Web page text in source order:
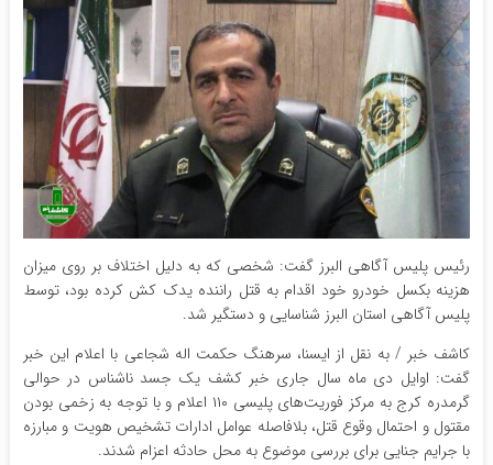
رئیس پلیس آگاهی البرز گفت: شخصی که به دلیل اختلاف بر روی میزان
هزینه بکسل خودرو خود اقدام به قتل راننده یدک کش کرده بود، توسط
پلیس آگاهی استان البرز شناسایی و دستگیر شد.
کاشف خبر / به نقل از ایسنا، سرهنگ حکمت اله شجاعی با اعلام این خبر
گفت: اوایل دی ماه سال جاری خبر کشف یک جسد ناشناس در حوالی
گرمدره کرج به مرکز فوریت‌های پلیسی ۱۱۰ اعلام و با توجه به زخمی بودن
مقتول و احتمال وقوع قتل، بلافاصله عوامل ادارات تشخیص هویت و مبارزه
با جرایم جنایی برای بررسی موضوع به محل حادثه اعزام شدند.